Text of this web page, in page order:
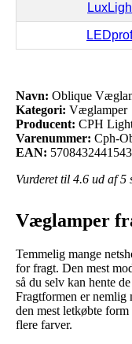
Navn: Oblique
Kategori: Væglamper
Producent: CPH
Varenummer: Cph-
EAN: 5708432441543
Vurderet til 4.6 ud af 5
Væglamper
Temmelig mange
for fragt. Den mest
så du selv kan hente
Fragtformen er nemlig
den mest letkøbte
flere farver.